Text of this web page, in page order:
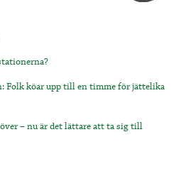
Folk köar upp till en timme för jättelika
– nu är det lättare att ta sig till